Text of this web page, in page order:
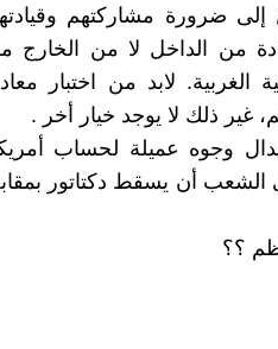
ضرورة مشاركتهم
من الداخل لا من الخارج
الغربية. لابد من اختبار
ذلك لا يوجد خيار أخر .
وجوه عميلة لحساب
الشعب أن يسقط دكتاتور
؟؟